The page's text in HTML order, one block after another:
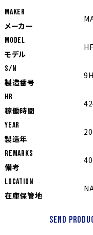
MAKER
メーカー
MODEL
モデル
S/N
製造番号
Hr
稼働時間
YEAR
製造年
REMARKS
備考
LOCATION
在庫保管地
Send